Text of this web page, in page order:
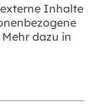
Inhalte
dazu in